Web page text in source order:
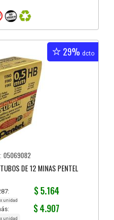
29% dcto
05069082
DE 12 MINAS PENTEL
$ 5.164
x unidad
$ 4.907
x unidad